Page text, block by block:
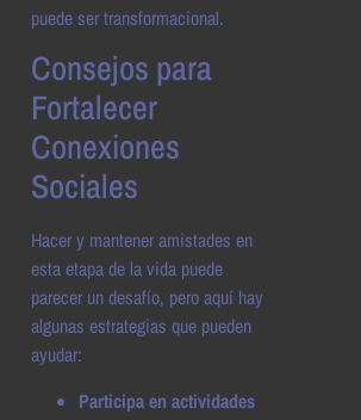
puede ser transformacional.
Consejos para
Fortalecer
Conexiones
Sociales
Hacer y mantener amistades en
esta etapa de la vida puede
parecer un desafío, pero aquí hay
algunas estrategias que pueden
ayudar:
Participa en actividades